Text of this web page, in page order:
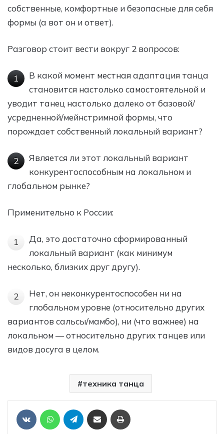
собственные, комфортные и безопасные для себя
формы (а вот он и ответ).
Разговор стоит вести вокруг 2 вопросов:
1
В какой момент местная адаптация танца
становится настолько самостоятельной и
уводит танец настолько далеко от базовой/
усредненной/мейнстримной формы, что
порождает собственный локальный вариант?
2
Является ли этот локальный вариант
конкурентоспособным на локальном и
глобальном рынке?
Применительно к России:
1
Да, это достаточно сформированный
локальный вариант (как минимум
несколько, близких друг другу).
2
Нет, он неконкурентоспособен ни на
глобальном уровне (относительно других
вариантов сальсы/мамбо), ни (что важнее) на
локальном — относительно других танцев или
видов досуга в целом.
техника танца
VKontakte WhatsApp Telegram